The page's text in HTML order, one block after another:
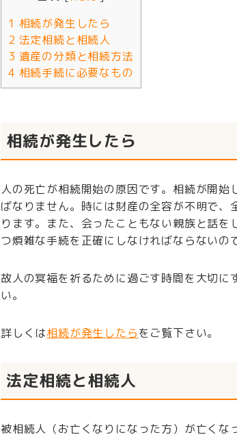
1 相続が発生したら
2 法定相続と相続人
3 遺産の分類と相続方法
4 相続手続に必要なもの
相続が発生したら
人の死亡が相続開始の原因です。相続が開
ばなりません。時には財産の全容が不明で
ります。また、会ったこともない親族と話
つ煩雑な手続を正確にしなければならないの
故人の冥福を祈るために過ごす時間を大切
い。
詳しくは相続が発生したらをご覧下さい。
法定相続と相続人
被相続人（お亡くなりになった方）が亡く